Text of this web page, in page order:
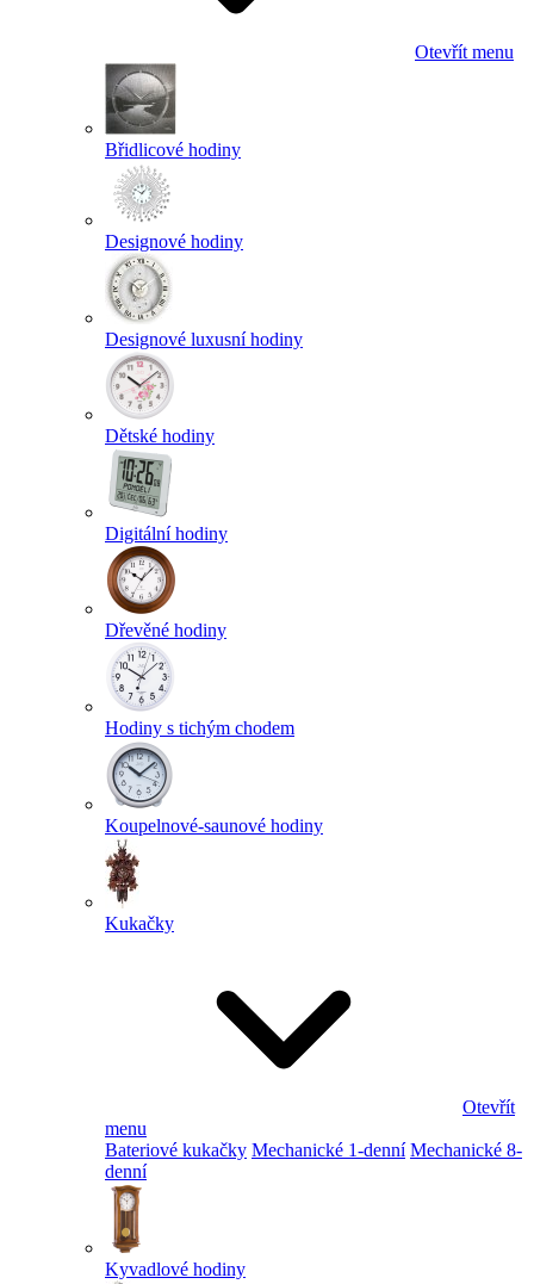
Otevřít menu
Břidlicové hodiny
Designové hodiny
Designové luxusní hodiny
Dětské hodiny
Digitální hodiny
Dřevěné hodiny
Hodiny s tichým chodem
Koupelnové-saunové hodiny
Kukačky
Otevřít
menu
Bateriové kukačky Mechanické 1-denní Mechanické 8-
denní
Kyvadlové hodiny